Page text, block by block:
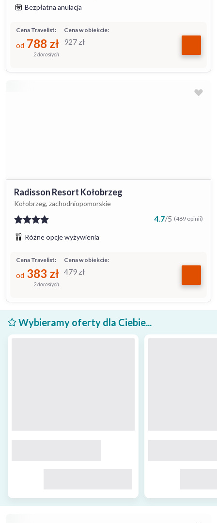
Bezpłatna anulacja
Cena w obiekcie:
927 zł
Cena Travelist:
od 788 zł
2 dorosłych
Radisson Resort Kołobrzeg
Kołobrzeg, zachodniopomorskie
4.7/5 (469 opinii)
Różne opcje wyżywienia
Cena w obiekcie:
479 zł
Cena Travelist:
od 383 zł
2 dorosłych
Wybieramy oferty dla Ciebie...